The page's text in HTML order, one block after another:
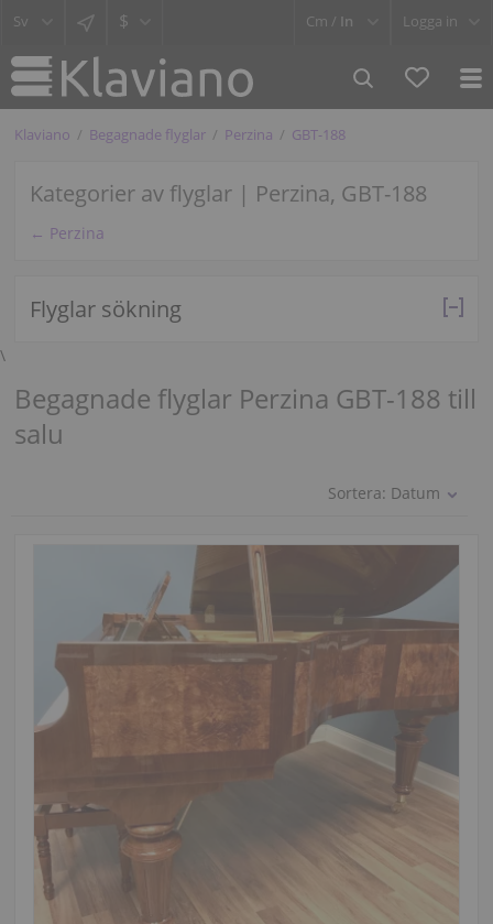
$ Cm / In Logga in
Klaviano Begagnade flyglar Perzina GBT-188
Kategorier av flyglar | Perzina, GBT-188
← Perzina
Flyglar sökning
\
Begagnade flyglar Perzina GBT-188 till
salu
Sortera: Datum